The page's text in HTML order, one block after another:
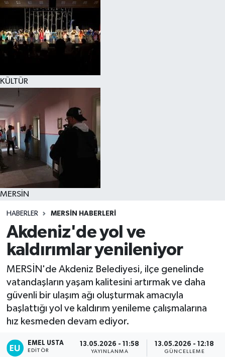
KÜLTÜR
MERSİN
HABERLER MERSİN HABERLERİ
Akdeniz'de yol ve
kaldırımlar yenileniyor
MERSİN'de Akdeniz Belediyesi, ilçe genelinde
vatandaşların yaşam kalitesini artırmak ve daha
güvenli bir ulaşım ağı oluşturmak amacıyla
başlattığı yol ve kaldırım yenileme çalışmalarına
hız kesmeden devam ediyor.
EMEL USTA
EDITÖR
13.05.2026 - 11:58
YAYINLANMA
13.05.2026 - 12:18
GÜNCELLEME